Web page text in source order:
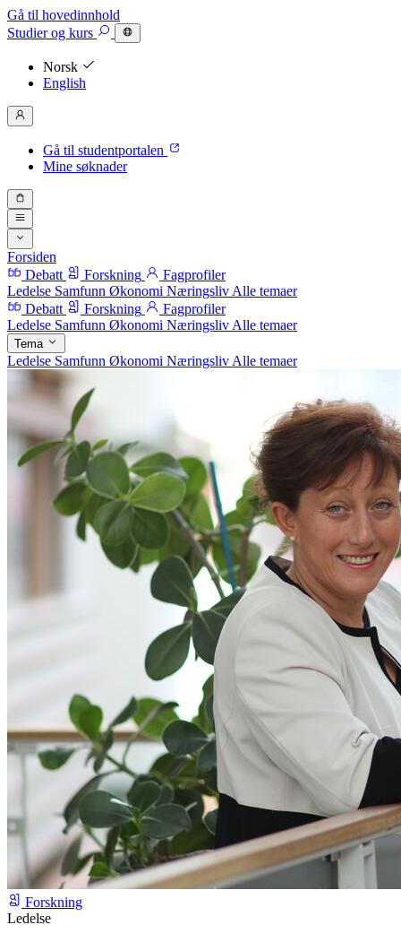
Gå til hovedinnhold
Studierog kurs
Norsk
English
Gå til studentportalen
Mine søknader
Forsiden
Debatt
Forskning
Fagprofiler
Ledelse Samfunn Økonomi Næringsliv Alle temaer
Debatt
Forskning
Fagprofiler
Ledelse Samfunn Økonomi Næringsliv Alle temaer
Tema
Ledelse Samfunn Økonomi Næringsliv Alle temaer
Forskning
Ledelse